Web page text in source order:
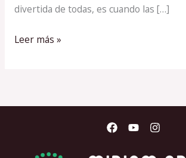
divertida de todas, es cuando las […]
Leer más »